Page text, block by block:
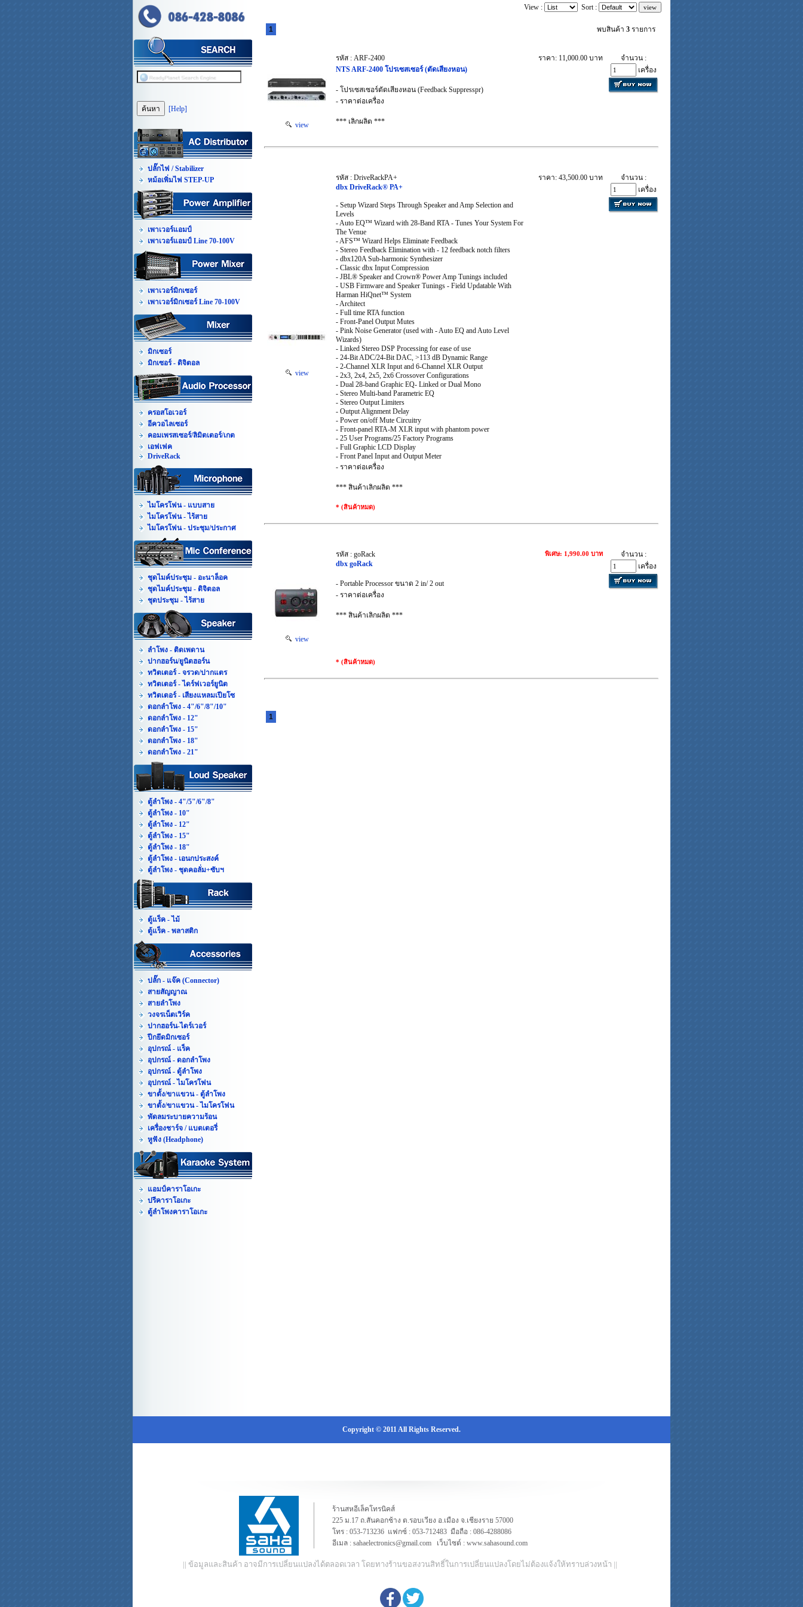
[Help]
ปลั๊กไฟ / Stabilizer
หม้อเพิ่มไฟ STEP-UP
เพาเวอร์แอมป์
เพาเวอร์แอมป์ Line 70-100V
เพาเวอร์มิกเซอร์
เพาเวอร์มิกเซอร์ Line 70-100V
มิกเซอร์
มิกเซอร์ - ดิจิตอล
ครอสโอเวอร์
อีควอไลเซอร์
คอมเพรสเซอร์/ลิมิตเตอร์/เกต
เอฟเฟค
DriveRack
ไมโครโฟน - แบบสาย
ไมโครโฟน - ไร้สาย
ไมโครโฟน - ประชุม/ประกาศ
ชุดไมค์ประชุม - อะนาล็อค
ชุดไมค์ประชุม - ดิจิตอล
ชุดประชุม - ไร้สาย
ลำโพง - ติดเพดาน
ปากฮอร์น/ยูนิตฮอร์น
ทวิตเตอร์ - จรวด/ปากแตร
ทวิตเตอร์ - ไดร์ฟเวอร์ยูนิต
ทวิตเตอร์ - เสียงแหลมเปียโซ
ดอกลำโพง - 4"/6"/8"/10"
ดอกลำโพง - 12"
ดอกลำโพง - 15"
ดอกลำโพง - 18"
ดอกลำโพง - 21"
ตู้ลำโพง - 4"/5"/6"/8"
ตู้ลำโพง - 10"
ตู้ลำโพง - 12"
ตู้ลำโพง - 15"
ตู้ลำโพง - 18"
ตู้ลำโพง - เอนกประสงค์
ตู้ลำโพง - ชุดคอลั่ม+ซับฯ
ตู้แร็ค - ไม้
ตู้แร็ค - พลาสติก
ปลั๊ก - แจ๊ค (Connector)
สายสัญญาณ
สายลำโพง
วงจรเน็ตเวิร์ค
ปากฮอร์น-ไดร์เวอร์
ปีกยึดมิกเซอร์
อุปกรณ์ - แร็ค
อุปกรณ์ - ดอกลำโพง
อุปกรณ์ - ตู้ลำโพง
อุปกรณ์ - ไมโครโฟน
ขาตั้ง/ขาแขวน - ตู้ลำโพง
ขาตั้ง/ขาแขวน - ไมโครโฟน
พัดลมระบายความร้อน
เครื่องชาร์จ / แบตเตอรี่
หูฟัง (Headphone)
แอมป์คาราโอเกะ
ปรีคาราโอเกะ
ตู้ลำโพงคาราโอเกะ
View : Sort :
1 พบสินค้า 3 รายการ
view
รหัส : ARF-2400
NTS ARF-2400 โปรเซสเซอร์ (ตัดเสียงหอน)
- โปรเซสเซอร์ตัดเสียงหอน (Feedback Suppresspr)
- ราคาต่อเครื่อง
*** เลิกผลิต ***
ราคา: 11,000.00 บาท
จำนวน :
เครื่อง
view
รหัส : DriveRackPA+
dbx DriveRack® PA+
- Setup Wizard Steps Through Speaker and Amp Selection and
Levels
- Auto EQ™ Wizard with 28-Band RTA - Tunes Your System For
The Venue
- AFS™ Wizard Helps Eliminate Feedback
- Stereo Feedback Elimination with - 12 feedback notch filters
- dbx120A Sub-harmonic Synthesizer
- Classic dbx Input Compression
- JBL® Speaker and Crown® Power Amp Tunings included
- USB Firmware and Speaker Tunings - Field Updatable With
Harman HiQnet™ System
- Architect
- Full time RTA function
- Front-Panel Output Mutes
- Pink Noise Generator (used with - Auto EQ and Auto Level
Wizards)
- Linked Stereo DSP Processing for ease of use
- 24-Bit ADC/24-Bit DAC, >113 dB Dynamic Range
- 2-Channel XLR Input and 6-Channel XLR Output
- 2x3, 2x4, 2x5, 2x6 Crossover Configurations
- Dual 28-band Graphic EQ- Linked or Dual Mono
- Stereo Multi-band Parametric EQ
- Stereo Output Limiters
- Output Alignment Delay
- Power on/off Mute Circuitry
- Front-panel RTA-M XLR input with phantom power
- 25 User Programs/25 Factory Programs
- Full Graphic LCD Display
- Front Panel Input and Output Meter
- ราคาต่อเครื่อง
*** สินค้าเลิกผลิต ***
* (สินค้าหมด)
ราคา: 43,500.00 บาท
จำนวน :
เครื่อง
view
รหัส : goRack
dbx goRack
- Portable Processor ขนาด 2 in/ 2 out
- ราคาต่อเครื่อง
*** สินค้าเลิกผลิต ***
* (สินค้าหมด)
พิเศษ: 1,990.00 บาท
จำนวน :
เครื่อง
1
Copyright © 2011 All Rights Reserved.
ร้านสหอีเล็คโทรนิคส์
225 ม.17 ถ.สันคอกช้าง ต.รอบเวียง อ.เมือง จ.เชียงราย 57000
โทร : 053-713236 แฟกซ์ : 053-712483 มือถือ : 086-4288086
อีเมล : sahaelectronics@gmail.com เว็บไซต์ : www.sahasound.com
|| ข้อมูลและสินค้า อาจมีการเปลี่ยนแปลงได้ตลอดเวลา โดยทางร้านขอสงวนสิทธิ์ในการเปลี่ยนแปลงโดยไม่ต้องแจ้งให้ทราบล่วงหน้า ||